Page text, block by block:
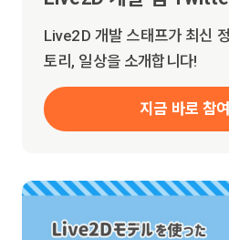
Live2D 개발 스태프가 최신
토리, 일상을 소개합니다!
지금 바로 참